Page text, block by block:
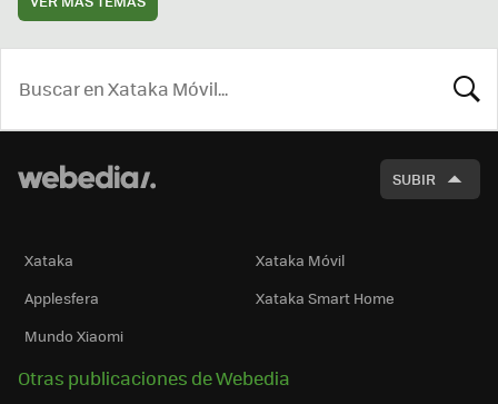
SUBIR
Xataka
Xataka Móvil
Applesfera
Xataka Smart Home
Mundo Xiaomi
Otras publicaciones de Webedia